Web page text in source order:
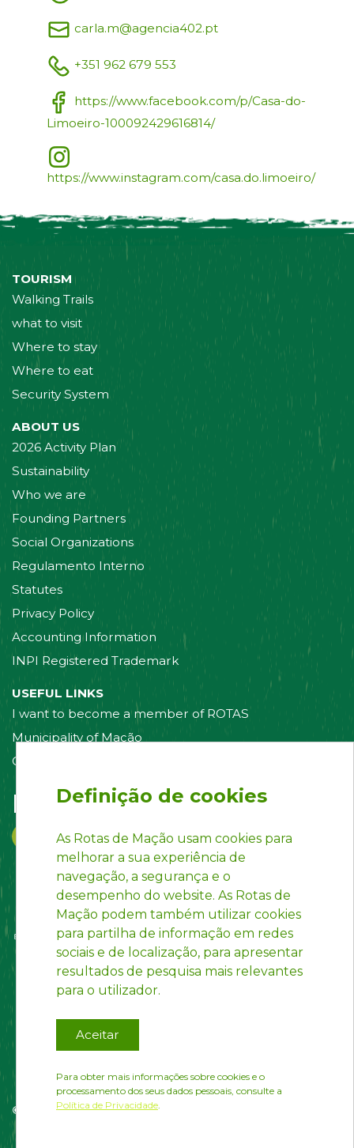
carla.m@agencia402.pt
+351 962 679 553
https://www.facebook.com/p/Casa-do-
Limoeiro-100092429616814/
https://www.instagram.com/casa.do.limoeiro/
TOURISM
Walking Trails
what to visit
Where to stay
Where to eat
Security System
ABOUT US
2026 Activity Plan
Sustainability
Who we are
Founding Partners
Social Organizations
Regulamento Interno
Statutes
Privacy Policy
Accounting Information
INPI Registered Trademark
USEFUL LINKS
I want to become a member of ROTAS
Municipality of Mação
Contact us
Follow us on:
© Rotas de Mação | Developed by
Definição de cookies
As Rotas de Mação usam cookies para
melhorar a sua experiência de
navegação, a segurança e o
desempenho do website. As Rotas de
Mação podem também utilizar cookies
para partilha de informação em redes
sociais e de localização, para apresentar
resultados de pesquisa mais relevantes
para o utilizador.
Aceitar
Para obter mais informações sobre cookies e o
processamento dos seus dados pessoais, consulte a
Política de Privacidade.